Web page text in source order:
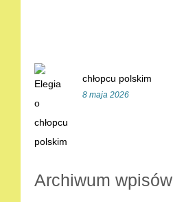
chłopcu polskim
8 maja 2026
Archiwum wpisów